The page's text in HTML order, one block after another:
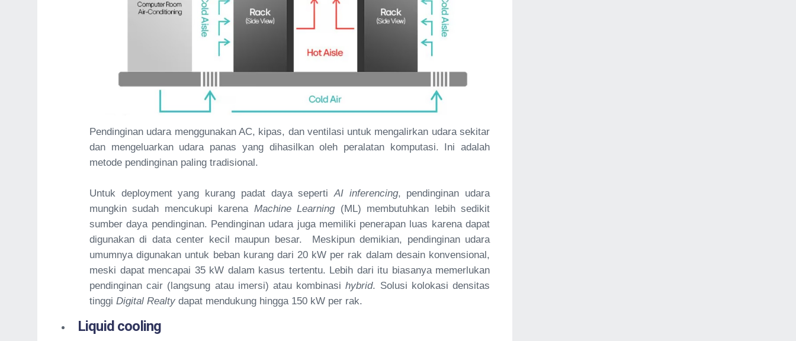
Pendinginan udara menggunakan AC, kipas, dan ventilasi untuk mengalirkan udara sekitar
dan mengeluarkan udara panas yang dihasilkan oleh peralatan komputasi. Ini adalah
metode pendinginan paling tradisional.
Untuk deployment yang kurang padat daya sepertiAI inferencing, pendinginan udara
mungkin sudah mencukupi karena Machine Learning(ML) membutuhkan lebih sedikit
sumber daya pendinginan. Pendinginan udara juga memiliki penerapan luas karena dapat
digunakan di data center kecil maupun besar. Meskipun demikian, pendinginan udara
umumnya digunakan untuk beban kurang dari 20 kW per rak dalam desain konvensional,
meski dapat mencapai 35 kW dalam kasus tertentu. Lebih dari itu biasanya memerlukan
pendinginan cair (langsung atau imersi) atau kombinasihybrid. Solusi kolokasi densitas
tinggi Digital Realty dapat mendukung hingga 150 kW per rak.
Liquid cooling